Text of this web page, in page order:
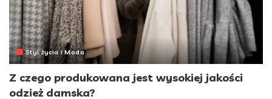
Styl życia i Moda
Z czego produkowana jest wysokiej jakości
odzież damska?